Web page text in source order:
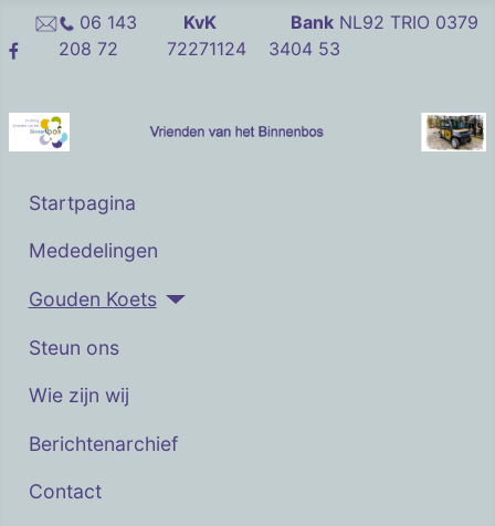
06 143
208 72
KvK
72271124
Bank NL92 TRIO 0379
3404 53
Startpagina
Mededelingen
Gouden Koets
Steun ons
Wie zijn wij
Berichtenarchief
Contact